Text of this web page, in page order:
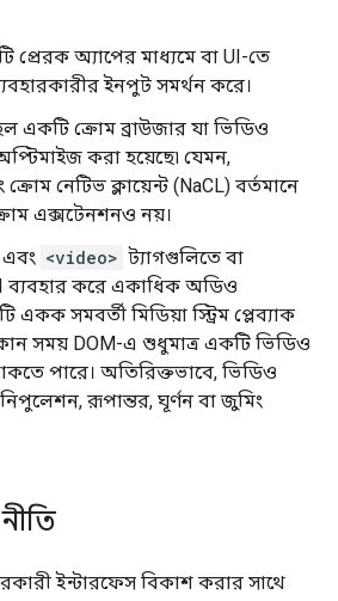
প্রেরক অ্যাপের মাধ্যমে বা UI-তে
ইনপুট সমর্থন করে।
একটি ক্রোম ব্রাউজার যা ভিডিও
করা হয়েছে৷ যেমন,
নেটিভ ক্লায়েন্ট (NaCL) বর্তমানে
এক্সটেনশনও নয়।
এবং <video> ট্যাগগুলিতে বা
করে একাধিক অডিও
একক সমবর্তী মিডিয়া স্ট্রিম প্লেব্যাক
সময় DOM-এ শুধুমাত্র একটি ভিডিও
পারে। অতিরিক্তভাবে, ভিডিও
রূপান্তর, ঘূর্ণন বা জুমিং
ইন্টারফেস বিকাশ করার সাথে